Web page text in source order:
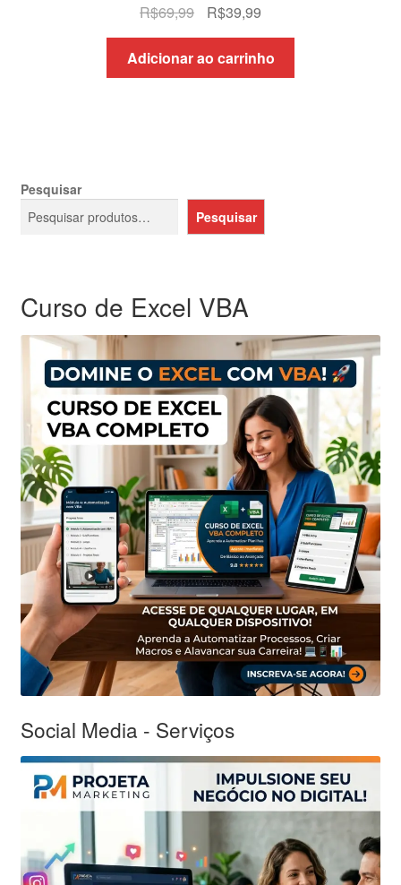
R$69,99
O
preço
original
era:
R$39,99O
preço
atual
é:
Adicionar ao carrinho
Pesquisar
Pesquisar
Curso de Excel VBA
Social Media - Serviços